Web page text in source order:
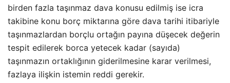
birden fazla taşınmaz dava konusu edilmiş ise icra
takibine konu borç miktarına göre dava tarihi itibariyle
taşınmazlardan borçlu ortağın payına düşecek değerin
tespit edilerek borca yetecek kadar (sayıda)
taşınmazın ortaklığının giderilmesine karar verilmesi,
fazlaya ilişkin istemin reddi gerekir.